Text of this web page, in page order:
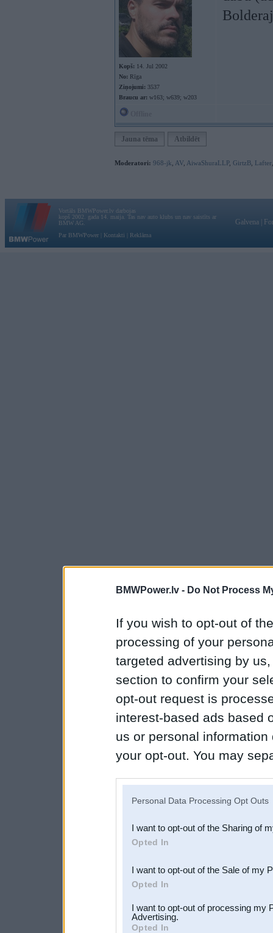
BMWPower.lv - Do Not Process
If you wish to opt-out of
processing of your
targeted advertising by
section to confirm your
opt-out request is
interest-based ads based
us or personal
your opt-out. You may
Downstream Participants
third parties.
Personal Data Processing Opt Outs
I want to opt-out of the Sharing of
Opted In
I want to opt-out of the Sale of my
Opted In
I want to opt-out of processing my
Advertising.
Opted In
Kopš: 14. Jul 2002
No: Rīga
Ziņojumi: 3537
Braucu ar: w163; w639; w203
Jauna tēma Atbildēt
Moderatori: 968-jk AV AiwaShuraLLP, GirtzB Lafter
Vortāls BMWPower.lv darbojas
kopš 2002. gada 14. maija. Tas nav auto klubs un nav saistīts ar
BMW AG.
Par BMWPower
Kontakti Reklāma
Galvena